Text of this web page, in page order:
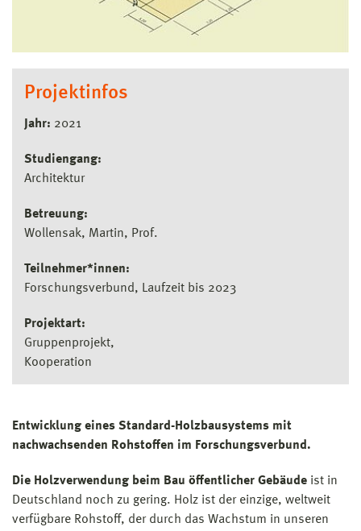
Projektinfos
Jahr: 2021
Studiengang:
Architektur
Betreuung:
Wollensak, Martin, Prof.
Teilnehmer*innen:
Forschungsverbund, Laufzeit bis 2023
Projektart:
Gruppenprojekt
Kooperation
Entwicklung eines Standard-Holzbausystems mit
nachwachsenden Rohstoffen im Forschungsverbund.
Die Holzverwendung beim Bau öffentlicher Gebäude ist in
Deutschland noch zu gering. Holz ist der einzige, weltweit
verfügbare Rohstoff, der durch das Wachstum in unseren